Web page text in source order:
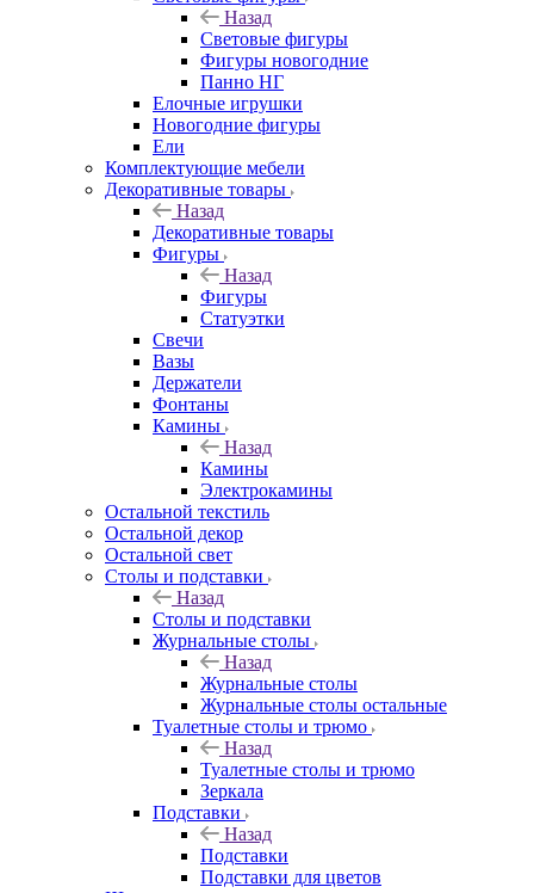
Назад
Световые фигуры
Фигуры новогодние
Панно НГ
Елочные игрушки
Новогодние фигуры
Ели
Комплектующие мебели
Декоративные товары
Назад
Декоративные товары
Фигуры
Назад
Фигуры
Статуэтки
Свечи
Вазы
Держатели
Фонтаны
Камины
Назад
Камины
Электрокамины
Остальной текстиль
Остальной декор
Остальной свет
Столы и подставки
Назад
Столы и подставки
Журнальные столы
Назад
Журнальные столы
Журнальные столы остальные
Туалетные столы и трюмо
Назад
Туалетные столы и трюмо
Зеркала
Подставки
Назад
Подставки
Подставки для цветов